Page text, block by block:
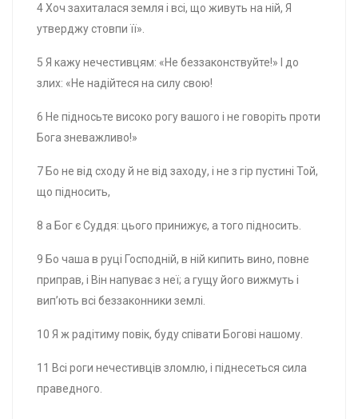
4 Хоч захиталася земля і всі, що живуть на ній, Я
утверджу стовпи її».
5 Я кажу нечестивцям: «Не беззаконствуйте!» І до
злих: «Не надійтеся на силу свою!
6 Не підносьте високо рогу вашого і не говоріть проти
Бога зневажливо!»
7 Бо не від сходу й не від заходу, і не з гір пустині Той,
що підносить,
8 а Бог є Суддя: цього принижує, а того підносить.
9 Бо чаша в руці Господній, в ній кипить вино, повне
приправ, і Він напуває з неї; а гущу його вижмуть і
вип’ють всі беззаконники землі.
10 Я ж радітиму повік, буду співати Богові нашому.
11 Всі роги нечестивців зломлю, і піднесеться сила
праведного.